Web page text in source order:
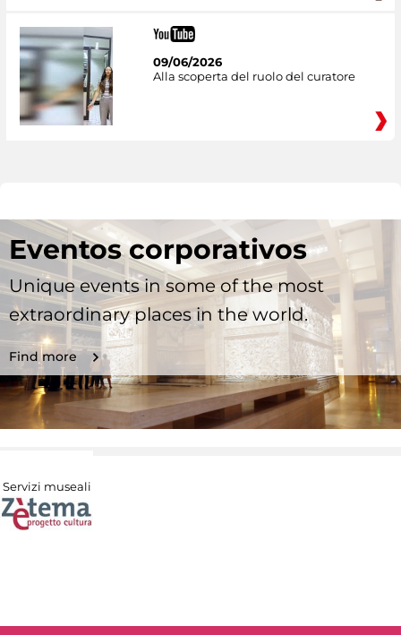
09/06/2026
Alla scoperta del ruolo del curatore
Eventos corporativos
Unique events in some of the most
extraordinary places in the world.
Find more
Servizi museali